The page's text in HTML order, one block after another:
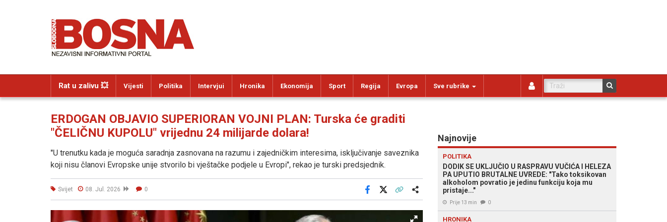
Rat u zalivu 💥 Vijesti Politika Intervjui Hronika Ekonomija Sport Regija Evropa Sve rubrike
ERDOGAN OBJAVIO SUPERIORAN VOJNI PLAN: Turska će graditi
"ČELIČNU KUPOLU" vrijednu 24 milijarde dolara!
"U trenutku kada je moguća saradnja zasnovana na razumu i zajedničkim interesima, isključivanje saveznika
koji nisu članovi Evropske unije stvorilo bi vještačke podjele u Evropi", rekao je turski predsjednik.
Svijet 08. Jul. 2026 0
Facebook
Najnovije
POLITIKA
DODIK SE UKLJUČIO U RASPRAVU VUČIĆA I HELEZA
PA UPUTIO BRUTALNE UVREDE: "Tako toksikovan
alkoholom povratio je jedinu funkciju koja mu
pristaje..."
Prije 13 min 0
HRONIKA